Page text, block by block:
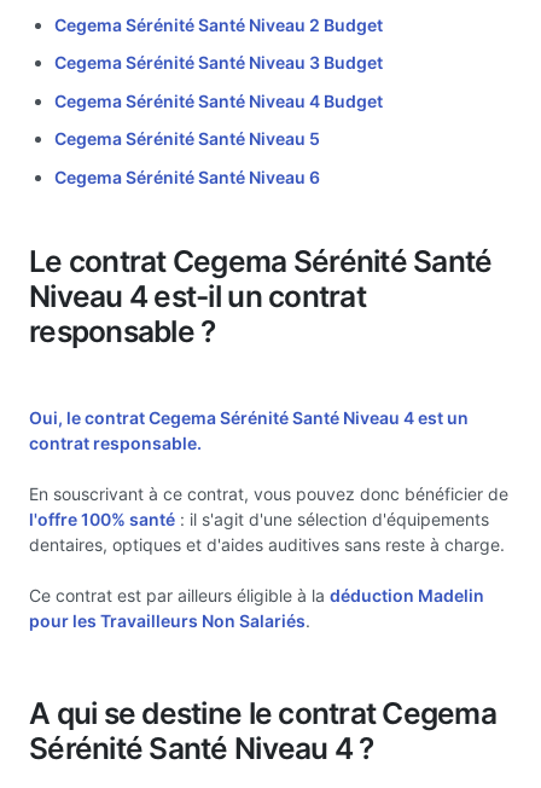
Cegema Sérénité Santé Niveau 2 Budget
Cegema Sérénité Santé Niveau 3 Budget
Cegema Sérénité Santé Niveau 4 Budget
Cegema Sérénité Santé Niveau 5
Cegema Sérénité Santé Niveau 6
Le contrat Cegema Sérénité Santé
Niveau 4 est-il un contrat
responsable ?
Oui, le contrat Cegema Sérénité Santé Niveau 4 est un
contrat responsable.
En souscrivant à ce contrat, vous pouvez donc bénéficier de
l'offre 100% santé : il s'agit d'une sélection d'équipements
dentaires, optiques et d'aides auditives sans reste à charge.
Ce contrat est par ailleurs éligible à la déduction Madelin
pour les Travailleurs Non Salariés.
A qui se destine le contrat Cegema
Sérénité Santé Niveau 4 ?